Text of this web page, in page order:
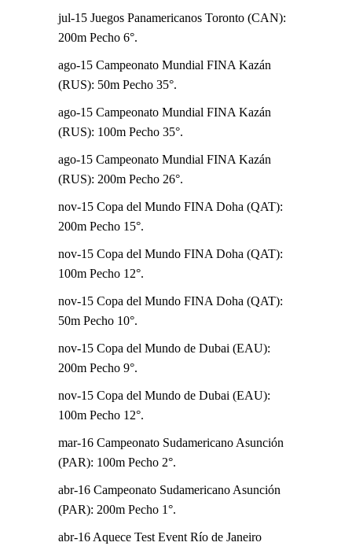
jul-15 Juegos Panamericanos Toronto (CAN):
200m Pecho 6°.
ago-15 Campeonato Mundial FINA Kazán
(RUS): 50m Pecho 35°.
ago-15 Campeonato Mundial FINA Kazán
(RUS): 100m Pecho 35°.
ago-15 Campeonato Mundial FINA Kazán
(RUS): 200m Pecho 26°.
nov-15 Copa del Mundo FINA Doha (QAT):
200m Pecho 15°.
nov-15 Copa del Mundo FINA Doha (QAT):
100m Pecho 12°.
nov-15 Copa del Mundo FINA Doha (QAT):
50m Pecho 10°.
nov-15 Copa del Mundo de Dubai (EAU):
200m Pecho 9°.
nov-15 Copa del Mundo de Dubai (EAU):
100m Pecho 12°.
mar-16 Campeonato Sudamericano Asunción
(PAR): 100m Pecho 2°.
abr-16 Campeonato Sudamericano Asunción
(PAR): 200m Pecho 1°.
abr-16 Aquece Test Event Río de Janeiro